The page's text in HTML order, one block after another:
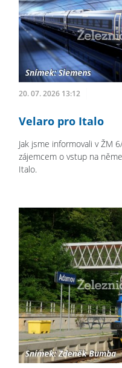
20. 07. 2026 13:12
Velaro pro Italo
Jak jsme informovali v ŽM
zájemcem o vstup na
Italo.